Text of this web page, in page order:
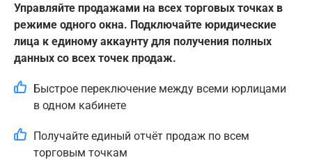
Управляйте продажами на всех торговых точках в
режиме одного окна. Подключайте юридические
лица к единому аккаунту для получения полных
данных со всех точек продаж.
Быстрое переключение между всеми юрлицами
в одном кабинете
Получайте единый отчёт продаж по всем
торговым точкам